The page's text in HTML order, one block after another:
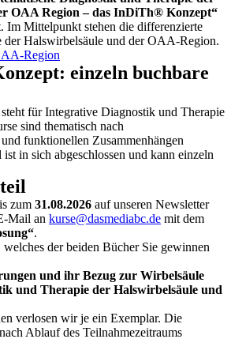
OAA Region – das InDiTh® Konzept“
Im Mittelpunkt stehen die differenzierte
der Halswirbelsäule und der OAA-Region.
Region
einzeln buchbare
steht für Integrative Diagnostik und Therapie
sind thematisch nach
funktionellen Zusammenhängen
in sich abgeschlossen und kann einzeln
zum 31.08.2026 auf unseren Newsletter
Mail an kurse@dasmediabc.de mit dem
.
der beiden Bücher Sie gewinnen
und ihr Bezug zur Wirbelsäule
und Therapie der Halswirbelsäule und
verlosen wir je ein Exemplar. Die
Ablauf des Teilnahmezeitraums